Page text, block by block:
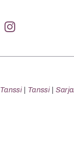
Tanssi Tanssi